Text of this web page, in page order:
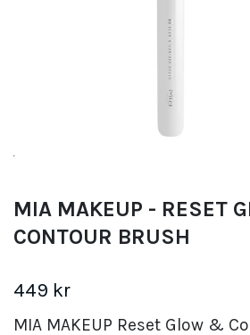
MIA MAKEUP - RESET
CONTOUR BRUSH
449 kr
MIA MAKEUP Reset Glow &